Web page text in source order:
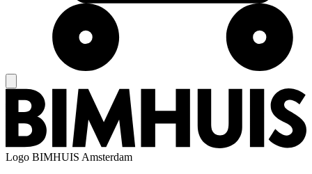
Logo BIMHUIS Amsterdam